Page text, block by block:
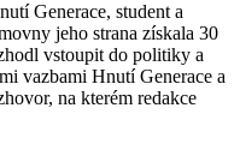
Generace, student a
jeho strana získala 30
vstoupit do politiky a
vazbami Hnutí Generace a
na kterém redakce